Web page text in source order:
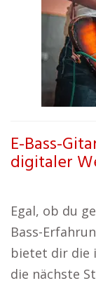
E-Bass-
digitaler
Egal, ob du
Bass-
bietet dir die
die nächste